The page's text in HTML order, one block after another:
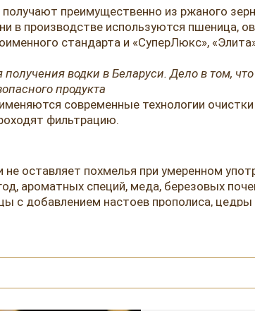
преимущественно из ржаного
производстве используются пшеница,
стандарта и «СуперЛюкс»,
водки в Беларуси. Дело в том,
продукта
современные технологии
фильтрацию.
не оставляет похмелья при умеренном
ароматных специй, меда, березовых
с добавлением настоев прополиса,
а спиртное, изготовленное по